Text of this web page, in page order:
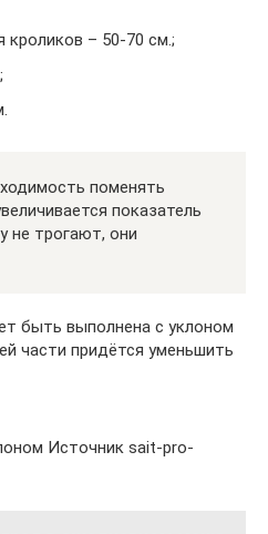
кроликов – 50-70 см.;
поменять
показатель
не трогают, они
быть выполнена с уклоном
части придётся уменьшить
Источник sait-pro-